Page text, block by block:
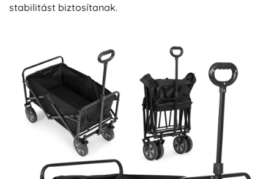
stabilitást biztosítanak.